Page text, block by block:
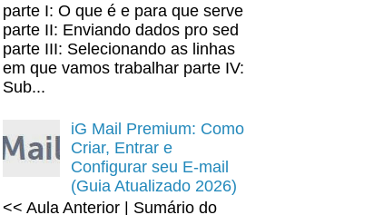
parte I: O que é e para que serve
parte II: Enviando dados pro sed
parte III: Selecionando as linhas
em que vamos trabalhar parte IV:
Sub...
iG Mail Premium: Como
Criar, Entrar e
Configurar seu E-mail
(Guia Atualizado 2026)
<< Aula Anterior | Sumário do